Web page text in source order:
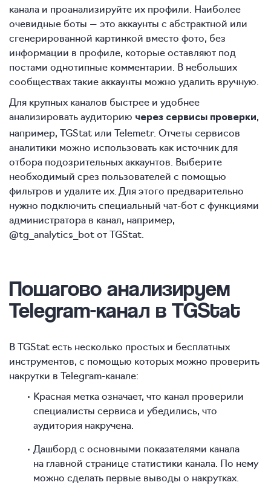
канала и проанализируйте их профили. Наиболее
очевидные боты — это аккаунты с абстрактной или
сгенерированной картинкой вместо фото, без
информации в профиле, которые оставляют под
постами однотипные комментарии. В небольших
сообществах такие аккаунты можно удалить вручную.
Для крупных каналов быстрее и удобнее
анализировать аудиторию через сервисы проверки,
например, TGStat или Telemetr. Отчеты сервисов
аналитики можно использовать как источник для
отбора подозрительных аккаунтов. Выберите
необходимый срез пользователей с помощью
фильтров и удалите их. Для этого предварительно
нужно подключить специальный чат-бот с функциями
администратора в канал, например,
@tg_analytics_bot от TGStat.
Пошагово анализируем
Telegram-канал в TGStat
В TGStat есть несколько простых и бесплатных
инструментов, с помощью которых можно проверить
накрутки в Telegram-канале:
Красная метка означает, что канал проверили
специалисты сервиса и убедились, что
аудитория накручена.
Дашборд с основными показателями канала
на главной странице статистики канала. По нему
можно сделать первые выводы о накрутках.